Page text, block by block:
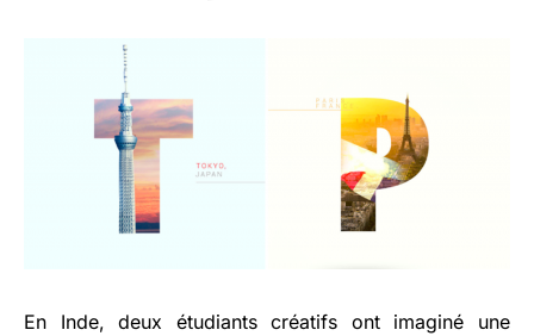
En Inde, deux étudiants créatifs ont imaginé une